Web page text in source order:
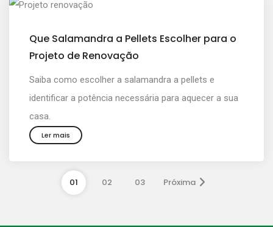
Que Salamandra a Pellets Escolher para o
Projeto de Renovação
Saiba como escolher a salamandra a pellets e
identificar a potência necessária para aquecer a sua
casa.
Ler mais
01 02 03 Próxima